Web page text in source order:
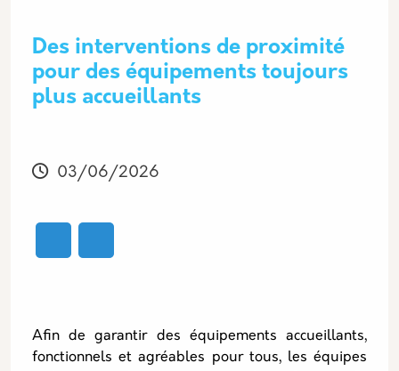
Des interventions de proximité
pour des équipements toujours
plus accueillants
Modifié
03/06/2026
Afin de garantir des équipements accueillants,
fonctionnels et agréables pour tous, les équipes